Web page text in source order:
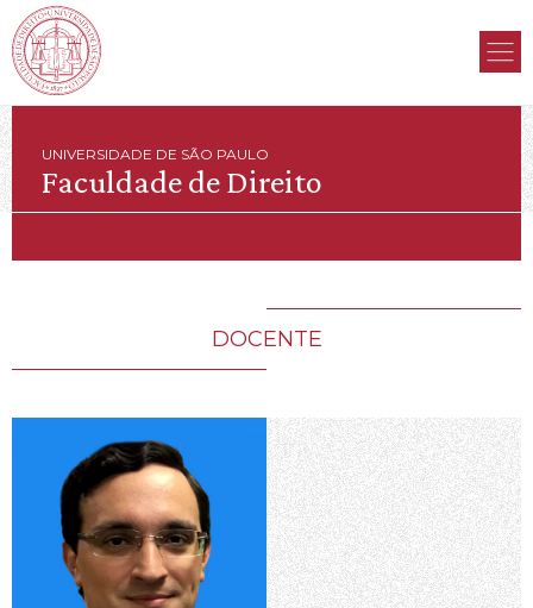
UNIVERSIDADE DE SÃO PAULO
Faculdade de Direito
DOCENTE